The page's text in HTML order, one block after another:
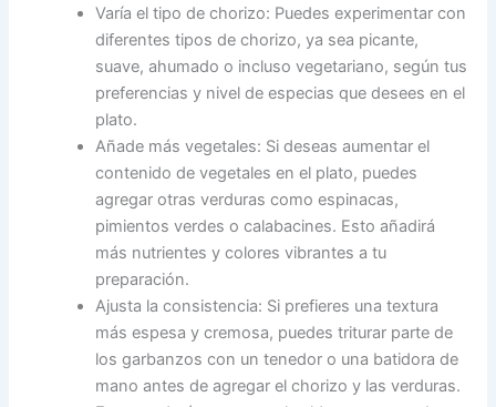
Varía el tipo de chorizo: Puedes experimentar con
diferentes tipos de chorizo, ya sea picante,
suave, ahumado o incluso vegetariano, según tus
preferencias y nivel de especias que desees en el
plato.
Añade más vegetales: Si deseas aumentar el
contenido de vegetales en el plato, puedes
agregar otras verduras como espinacas,
pimientos verdes o calabacines. Esto añadirá
más nutrientes y colores vibrantes a tu
preparación.
Ajusta la consistencia: Si prefieres una textura
más espesa y cremosa, puedes triturar parte de
los garbanzos con un tenedor o una batidora de
mano antes de agregar el chorizo y las verduras.